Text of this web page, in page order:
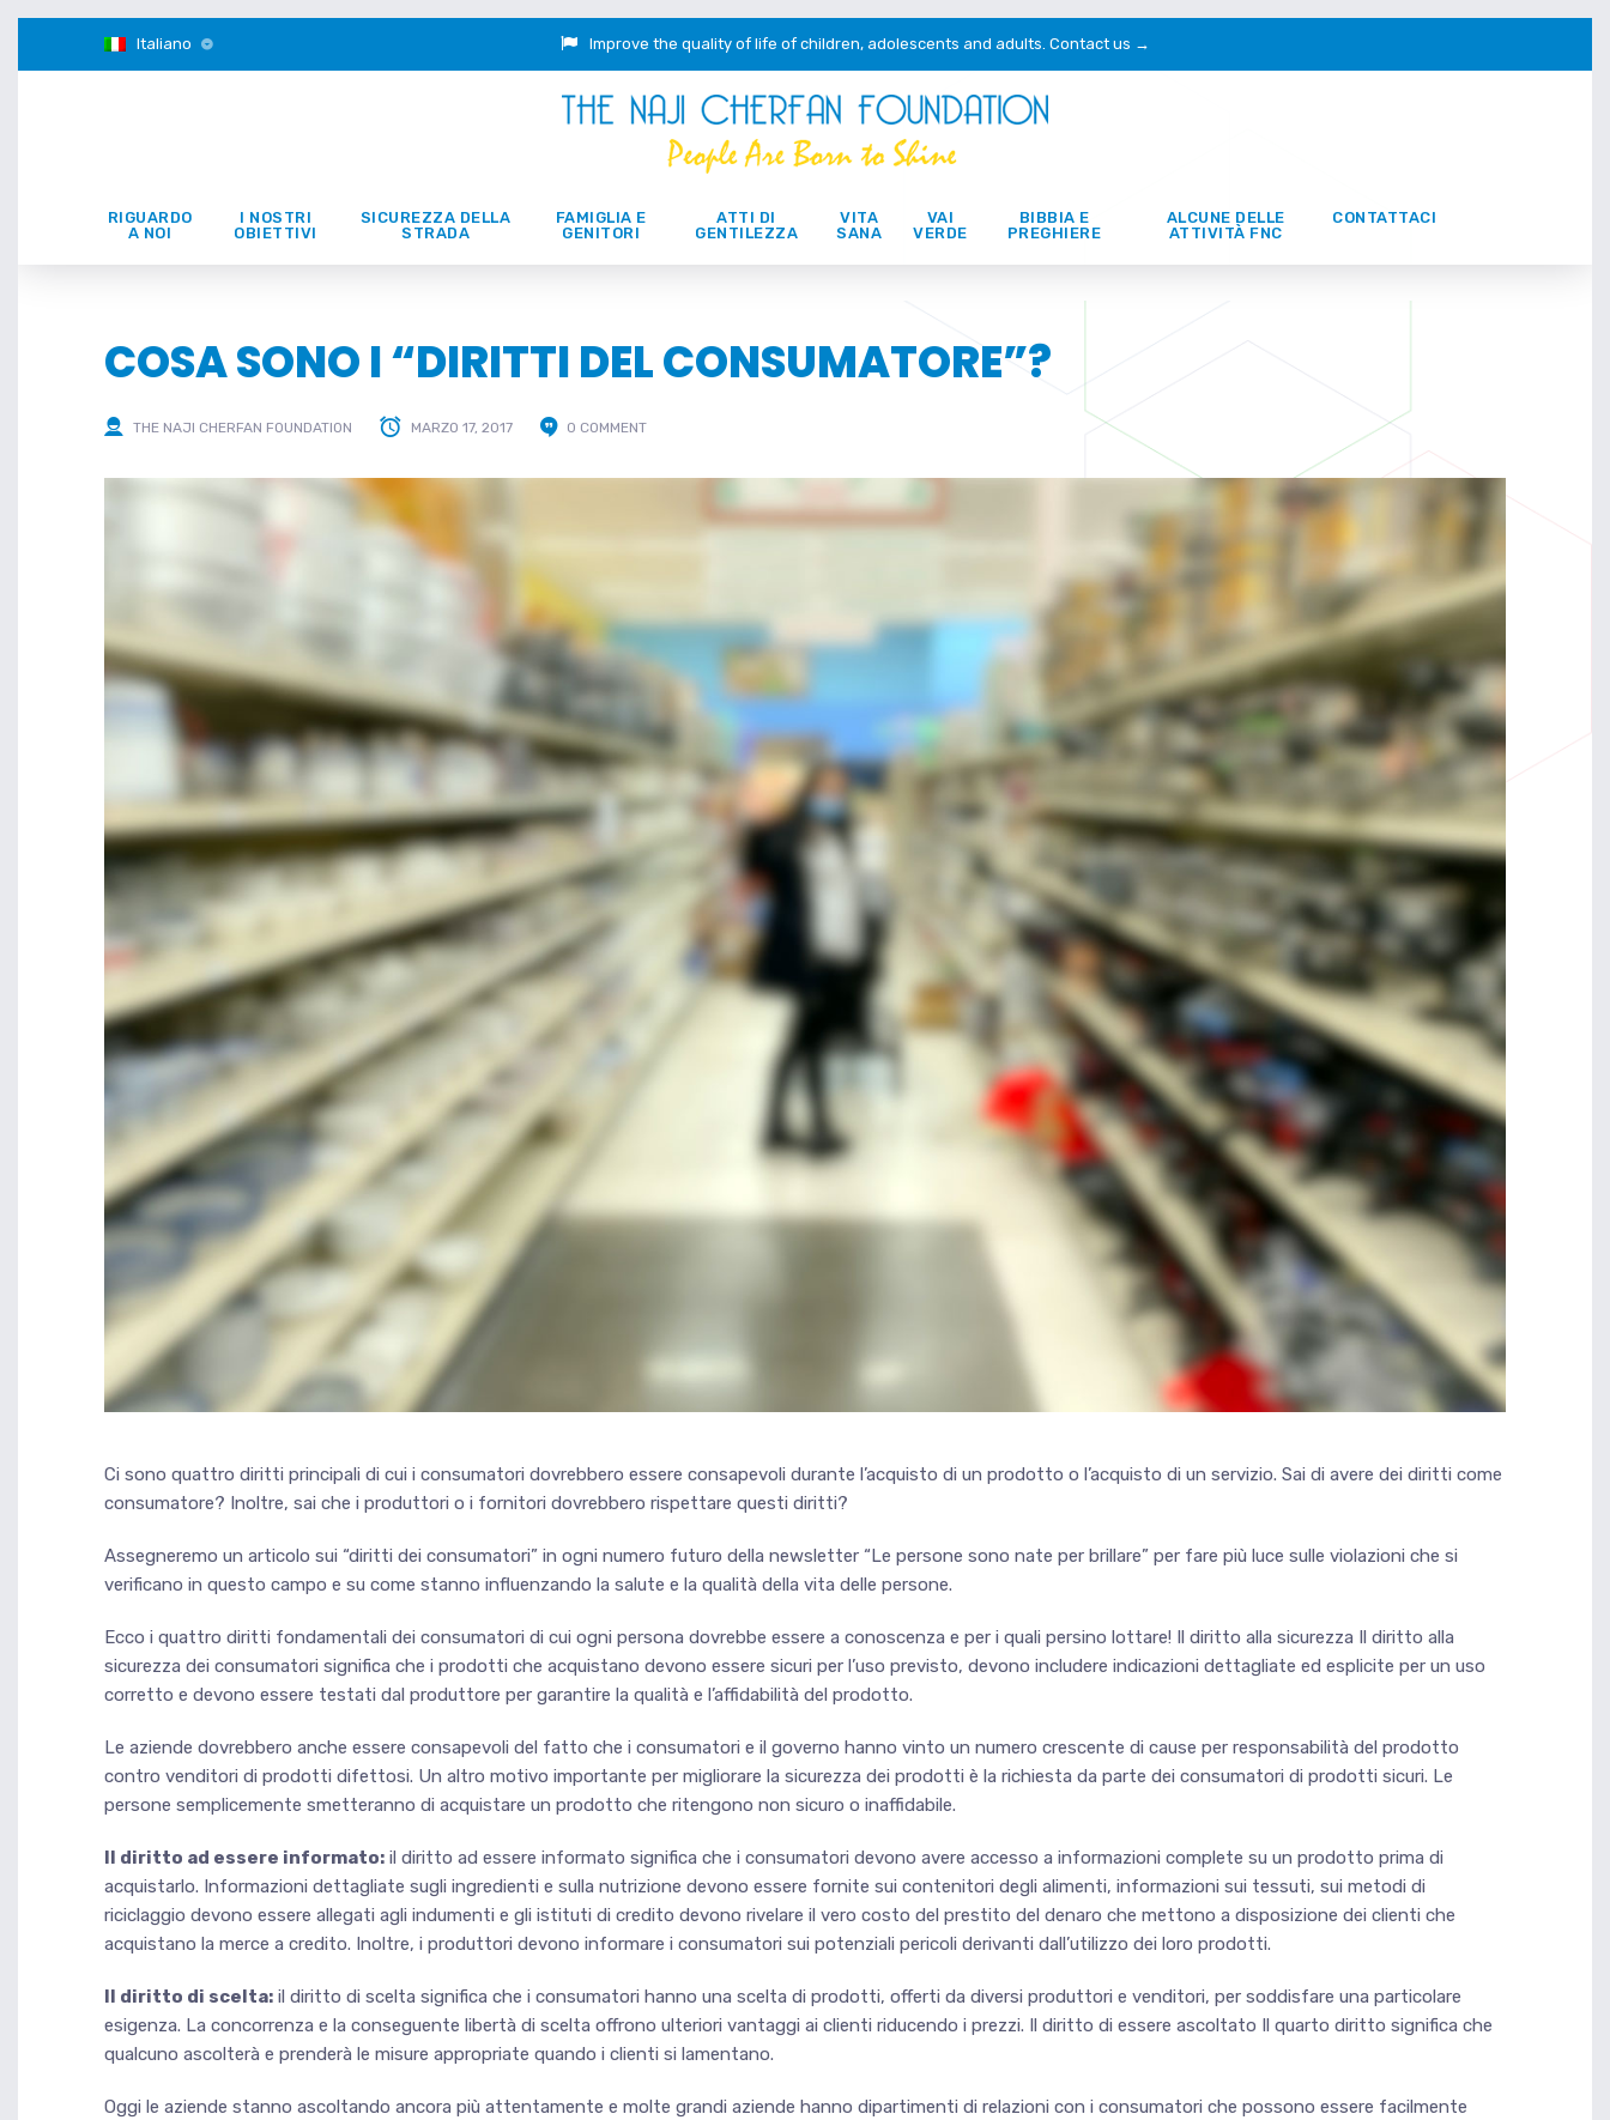
Italiano Improve the quality of life of children, adolescents and adults.Contact us →
RIGUARDO
A NOI
I NOSTRI
OBIETTIVI
SICUREZZA DELLA
STRADA
FAMIGLIA E
GENITORI
ATTI DI
GENTILEZZA
VITA
SANA
VAI
VERDE
BIBBIA E
PREGHIERE
ALCUNE DELLE
ATTIVITÀ FNC
CONTATTACI
COSA SONO I “DIRITTI DEL CONSUMATORE”?
THE NAJI CHERFAN FOUNDATION MARZO 17, 2017 0 COMMENT
Ci sono quattro diritti principali di cui i consumatori dovrebbero essere consapevoli durante l’acquisto di un prodotto o l’acquisto di un servizio. Sai di avere dei diritti come
consumatore? Inoltre, sai che i produttori o i fornitori dovrebbero rispettare questi diritti?
Assegneremo un articolo sui “diritti dei consumatori” in ogni numero futuro della newsletter “Le persone sono nate per brillare” per fare più luce sulle violazioni che si
verificano in questo campo e su come stanno influenzando la salute e la qualità della vita delle persone.
Ecco i quattro diritti fondamentali dei consumatori di cui ogni persona dovrebbe essere a conoscenza e per i quali persino lottare! Il diritto alla sicurezza Il diritto alla
sicurezza dei consumatori significa che i prodotti che acquistano devono essere sicuri per l’uso previsto, devono includere indicazioni dettagliate ed esplicite per un uso
corretto e devono essere testati dal produttore per garantire la qualità e l’affidabilità del prodotto.
Le aziende dovrebbero anche essere consapevoli del fatto che i consumatori e il governo hanno vinto un numero crescente di cause per responsabilità del prodotto
contro venditori di prodotti difettosi. Un altro motivo importante per migliorare la sicurezza dei prodotti è la richiesta da parte dei consumatori di prodotti sicuri. Le
persone semplicemente smetteranno di acquistare un prodotto che ritengono non sicuro o inaffidabile.
Il diritto ad essere informato: il diritto ad essere informato significa che i consumatori devono avere accesso a informazioni complete su un prodotto prima di
acquistarlo. Informazioni dettagliate sugli ingredienti e sulla nutrizione devono essere fornite sui contenitori degli alimenti, informazioni sui tessuti, sui metodi di
riciclaggio devono essere allegati agli indumenti e gli istituti di credito devono rivelare il vero costo del prestito del denaro che mettono a disposizione dei clienti che
acquistano la merce a credito. Inoltre, i produttori devono informare i consumatori sui potenziali pericoli derivanti dall’utilizzo dei loro prodotti.
Il diritto di scelta: il diritto di scelta significa che i consumatori hanno una scelta di prodotti, offerti da diversi produttori e venditori, per soddisfare una particolare
esigenza. La concorrenza e la conseguente libertà di scelta offrono ulteriori vantaggi ai clienti riducendo i prezzi. Il diritto di essere ascoltato Il quarto diritto significa che
qualcuno ascolterà e prenderà le misure appropriate quando i clienti si lamentano.
Oggi le aziende stanno ascoltando ancora più attentamente e molte grandi aziende hanno dipartimenti di relazioni con i consumatori che possono essere facilmente